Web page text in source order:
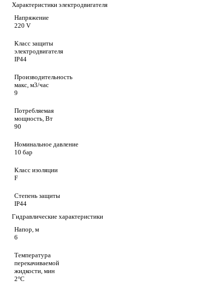
Характеристики электродвигателя
Напряжение
220 V
Класс защиты
электродвигателя
IP44
Производительность
макс, м3/час
9
Потребляемая
мощность, Вт
90
Номинальное давление
10 бар
Класс изоляции
F
Степень защиты
IP44
Гидравлические характеристики
Напор, м
6
Температура
перекачиваемой
жидкости, мин
2°C